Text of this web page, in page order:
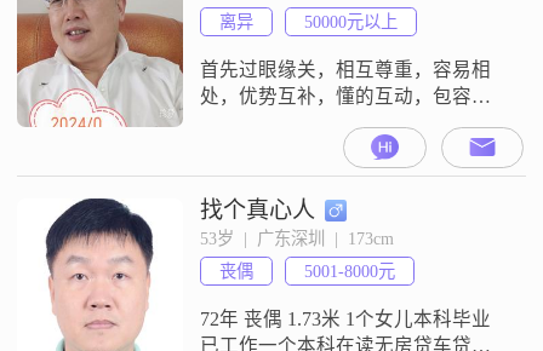
离异
50000元以上
首先过眼缘关，相互尊重，容易相
处，优势互补，懂的互动，包容理
解！（有些来信不一定能回，望理
解、谅解！同时祝您好运！）一切
问题的根源在于自己！❤️我的相亲
流程：1、珍爱网发信息或直播相
见；2、为了进一步了解要先视频，
了解对方的形象及言谈举止，在没
有视频之前不线下见面，没有必要
浪费彼此的时间、精力；3、线下约
会见面，感觉合
找个真心人
53岁  |  广东深圳  |  173cm
丧偶
5001-8000元
72年 丧偶 1.73米 1个女儿本科毕业
已工作一个本科在读无房贷车贷外